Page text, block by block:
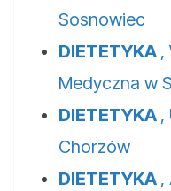
Sosnowiec
DIETETYKA ,
Medyczna w
DIETETYKA ,
Chorzów
DIETETYKA ,